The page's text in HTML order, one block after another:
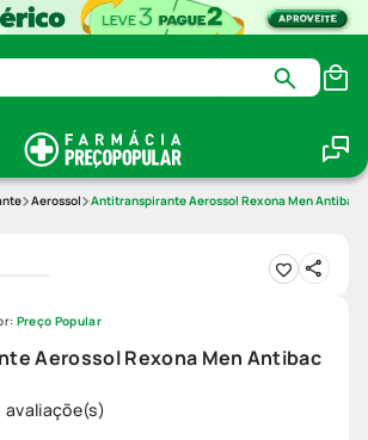
Aerossol Antitranspirante Aerossol Rexona Men Antibac
Aerossol Rexona Men Antibac
Preço Popular